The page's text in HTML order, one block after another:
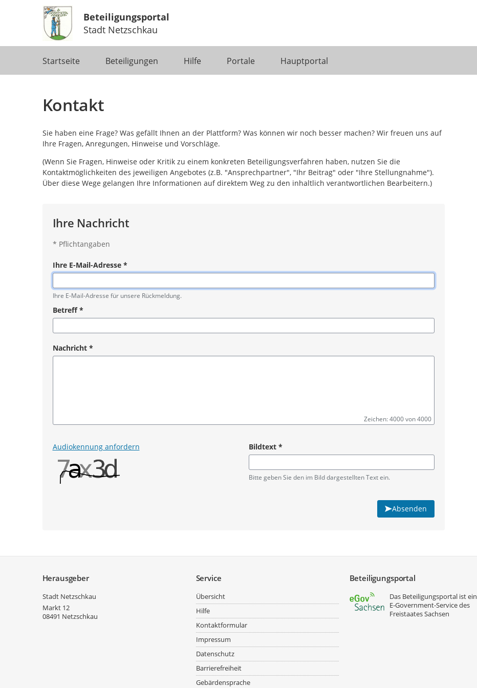
Beteiligungsportal
Stadt Netzschkau
Startseite Beteiligungen Hilfe Portale Hauptportal
Kontakt
Sie haben eine Frage? Was gefällt Ihnen an der Plattform? Was können wir noch besser machen? Wir freuen uns auf
Ihre Fragen, Anregungen, Hinweise und Vorschläge.
(Wenn Sie Fragen, Hinweise oder Kritik zu einem konkreten Beteiligungsverfahren haben, nutzen Sie die
Kontaktmöglichkeiten des jeweiligen Angebotes (z.B. "Ansprechpartner", "Ihr Beitrag" oder "Ihre Stellungnahme").
Über diese Wege gelangen Ihre Informationen auf direktem Weg zu den inhaltlich verantwortlichen Bearbeitern.)
Ihre Nachricht
* Pflichtangaben
Ihre E-Mail-Adresse*
Pflichtangabe
Ihre E-Mail-Adresse für unsere Rückmeldung.
Betreff*
Nachricht*
Zeichen: 4000 von 4000
Audiokennung anfordern Bildtext *
Pflichtangabe
Bitte geben Sie den im Bild dargestellten Text ein.
Absenden
Herausgeber
Stadt Netzschkau
Markt 12
08491 Netzschkau
Service
Übersicht
Hilfe
Kontaktformular
Impressum
Datenschutz
Barrierefreiheit
Gebärdensprache
Beteiligungsportal
Das Beteiligungsportal ist ein
E‑Government-Service des
Freistaates Sachsen